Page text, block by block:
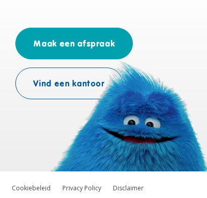
Maak een afspraak
Vind een kantoor
Cookiebeleid Privacy Policy Disclaimer